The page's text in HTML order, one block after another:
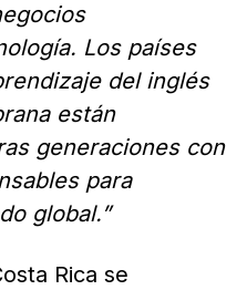
Los países
del inglés
están
generaciones con
para
global.”
Rica se